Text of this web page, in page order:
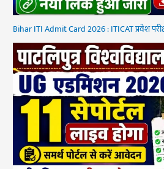
Bihar ITI Admit Card 2026 : ITICAT प्रवेश